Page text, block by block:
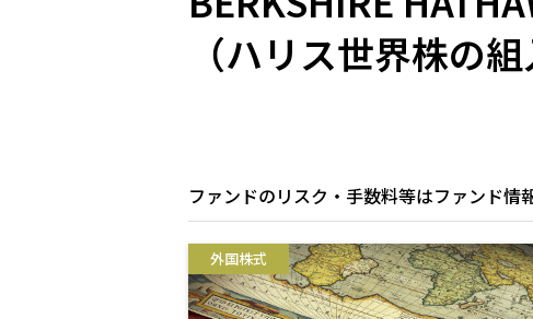
（ハリス世界株の組
ファンドのリスク・手数料等はファンド情
外国株式